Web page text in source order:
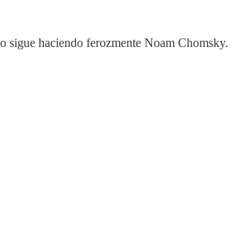
sigue haciendo ferozmente Noam Chomsky.